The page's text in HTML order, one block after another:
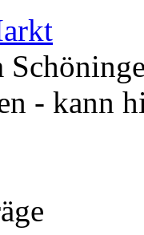
- kann